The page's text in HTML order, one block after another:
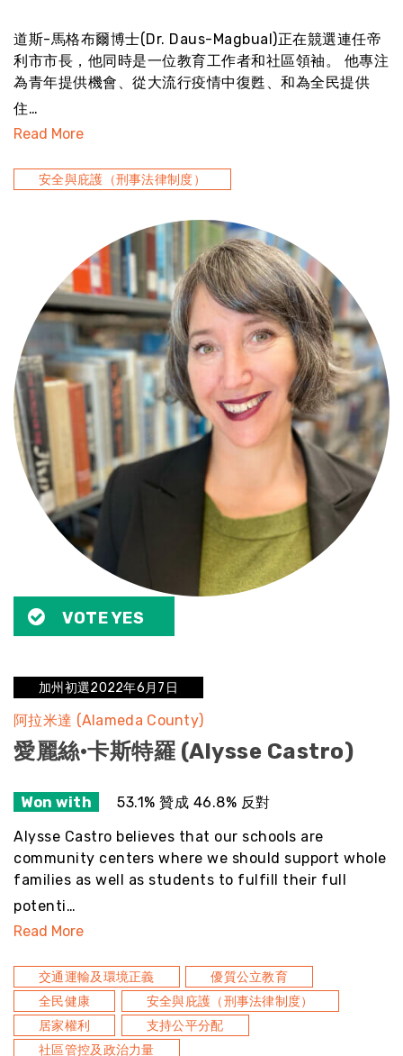
道斯-馬格布爾博士(Dr. Daus-Magbual)正在競選連任帝
利市市長，他同時是一位教育工作者和社區領袖。 他專注
為青年提供機會、從大流行疫情中復甦、和為全民提供
住…
Read More
安全與庇護（刑事法律制度）
VOTE YES
加州初選2022年6月7日
阿拉米達 (Alameda County)
愛麗絲·卡斯特羅 (Alysse Castro)
Won with 53.1% 贊成 46.8% 反對
Alysse Castro believes that our schools are
community centers where we should support whole
families as well as students to fulfill their full
potenti…
Read More
交通運輸及環境正義
優質公立教育
全民健康
安全與庇護（刑事法律制度）
居家權利
支持公平分配
社區管控及政治力量